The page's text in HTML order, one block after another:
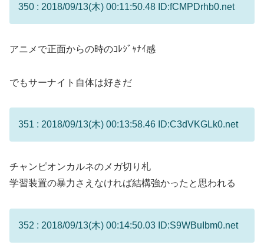
350 : 2018/09/13(木) 00:11:50.48 ID:fCMPDrhb0.net
アニメで正面からの時のｺﾚｼﾞｬﾅｲ感
でもサーナイト自体は好きだ
351 : 2018/09/13(木) 00:13:58.46 ID:C3dVKGLk0.net
チャンピオンカルネのメガ切り札
学習装置の暴力さえなければ結構強かったと思われる
352 : 2018/09/13(木) 00:14:50.03 ID:S9WBuIbm0.net